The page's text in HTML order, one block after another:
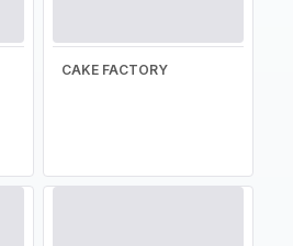
CAKE FACTORY